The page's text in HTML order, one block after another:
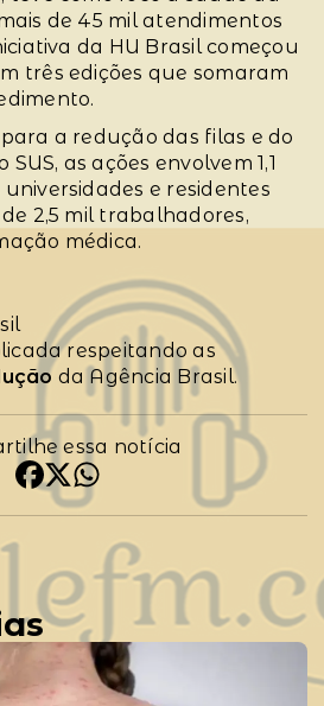
de 45 mil atendimentos
da HU Brasil começou
três edições que somaram
a redução das filas e do
as ações envolvem 1,1
e residentes
2,5 mil trabalhadores,
médica.
respeitando as
da Agência Brasil.
essa notícia